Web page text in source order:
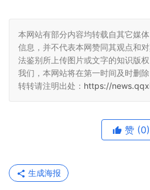
本网站有部分内容均转载自其它媒
信息，并不代表本网赞同其观点和
法鉴别所上传图片或文字的知识版
我们，本网站将在第一时间及时删
转转请注明出处： https://
赞 (0)
生成海报